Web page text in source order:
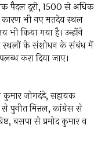
पैदल दूरी, 1500 से अधिक
कारण भी नए मतदेय स्थल
किया गया है। उन्होंने
स्थलों के संशोधन के संबंध में
करा दिया जाए।
कुमार जोगदंडे, सहायक
पुनीत मित्तल, कांग्रेस से
बसपा से प्रमोद कुमार व